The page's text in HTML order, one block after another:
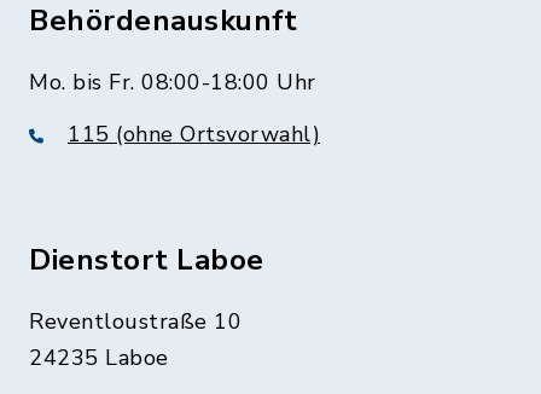
Behördenauskunft
Mo. bis Fr. 08:00-18:00 Uhr
115 (ohne Ortsvorwahl)
Dienstort Laboe
Reventloustraße 10
24235 Laboe